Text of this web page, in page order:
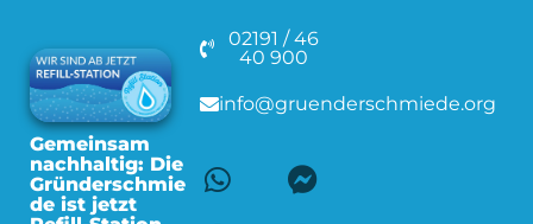
Gemeinsam
nachhaltig: Die
Gründerschmie
de ist jetzt
02191 / 46
40 900
info@gruenderschmiede.org